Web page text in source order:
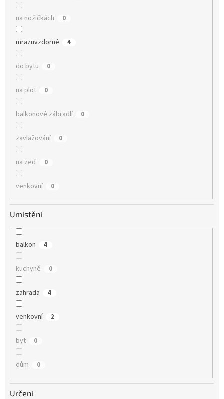
na nožičkách 0
mrazuvzdorné 4
do bytu 0
na plot 0
balkonové zábradlí 0
zavlažování 0
na zeď 0
venkovní 0
Umístění
balkon 4
kuchyně 0
zahrada 4
venkovní 2
byt 0
dům 0
Určení